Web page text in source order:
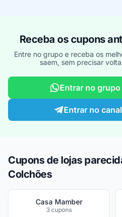
Receba os cupons
Entre no grupo e receba os
saem, sem precisar
Entrar no
Entrar no
Cupons de lojas
Colchões
Casa Mamber
3 cupons